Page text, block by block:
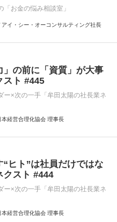
「お金の悩み相談室」
アイ・シー・オーコンサルティング社長
」の前に「資質」が大事
スト #445
ー×次の一手「牟田太陽の社長業ネ
本経営合理化協会 理事長
“ヒト”は社員だけではな
クスト #444
ー×次の一手「牟田太陽の社長業ネ
本経営合理化協会 理事長